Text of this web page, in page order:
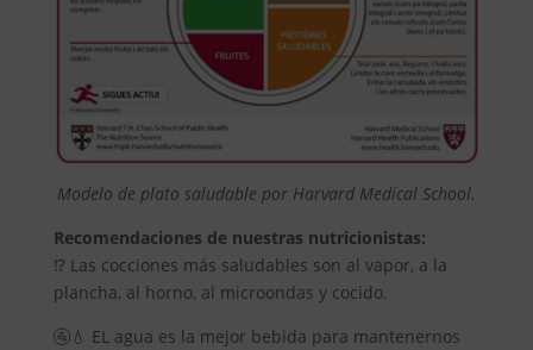
Modelo de plato saludable por Harvard Medical School.
Recomendaciones de nuestras nutricionistas:
⁉️ Las cocciones más saludables son al vapor, a la
plancha, al horno, al microondas y cocido.
🚰💧 EL agua es la mejor bebida para mantenernos